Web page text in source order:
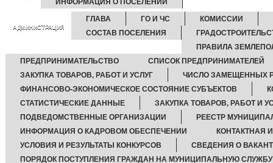
АДМИНИСТРАЦИЯ
ГЛАВА ГО И ЧС
КОМИССИИ
СОСТАВ ПОСЕЛЕНИЯ
ПРАВИЛА
ПРЕДПРИНИМАТЕЛЬСТВО
СПИСОК ПРЕДПРИНИМАТЕЛЕЙ
ЗАКУПКА ТОВАРОВ, РАБОТ И УСЛУГ
ЧИСЛО ЗАМЕЩЕННЫХ
ФИНАНСОВО-ЭКОНОМИЧЕСКОЕ СОСТОЯНИЕ СУБЪЕКТОВ
СТАТИСТИЧЕСКИЕ ДАННЫЕ
ЗАКУПКА ТОВАРОВ, РАБОТ И
ПОДВЕДОМСТВЕННЫЕ ОРГАНИЗАЦИИ
РЕЕСТР
ИНФОРМАЦИЯ О КАДРОВОМ ОБЕСПЕЧЕНИИ
КОНТАКТНАЯ
УСЛОВИЯ И РЕЗУЛЬТАТЫ КОНКУРСОВ
СВЕДЕНИЯ О
ПОРЯДОК ПОСТУПЛЕНИЯ ГРАЖДАН НА МУНИЦИПАЛЬНУЮ СЛУЖБУ